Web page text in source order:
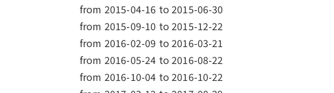
from 2015-04-16 to 2015-06-30
from 2015-09-10 to 2015-12-22
from 2016-02-09 to 2016-03-21
from 2016-05-24 to 2016-08-22
from 2016-10-04 to 2016-10-22